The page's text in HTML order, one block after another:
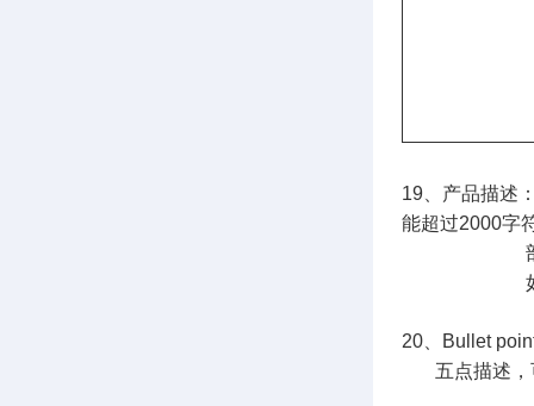
19、产品描述
能超过2000字
部分用户
如需了
20、Bullet
五点描述，